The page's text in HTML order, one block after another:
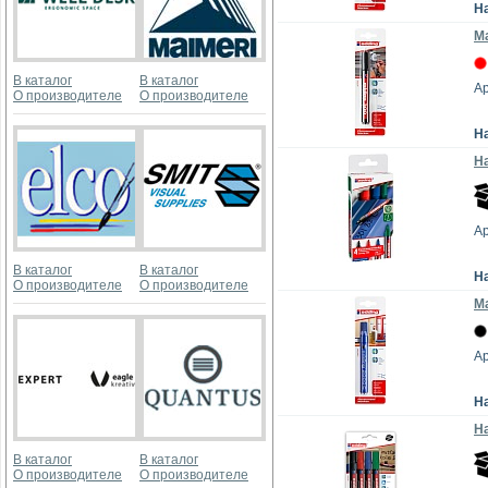
В каталог
О производителе
В каталог
О производителе
В каталог
О производителе
В каталог
О производителе
В каталог
О производителе
В каталог
О производителе